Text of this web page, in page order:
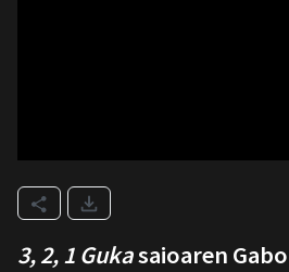
3, 2, 1 Gukasaioaren